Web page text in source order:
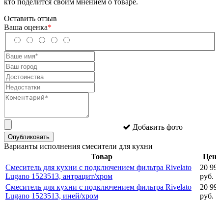
Оставить отзыв
Ваша оценка*
Добавить фото
Опубликовать
Варианты исполнения смесители для кухни
Товар
Цена
Смеситель для кухни с подключением фильтра Rivelato
Lugano 1523513, антрацит/хром
20
руб.
Смеситель для кухни с подключением фильтра Rivelato
Lugano 1523513, иней/хром
20
руб.